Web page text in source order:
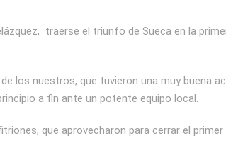
traerse el triunfo de Sueca en la
los nuestros, que tuvieron una muy buena
a fin ante un potente equipo local.
que aprovecharon para cerrar el